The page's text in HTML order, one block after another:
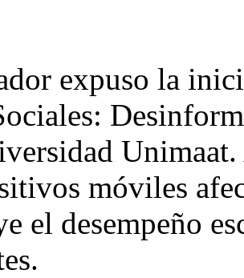
expuso la
móviles
el desempeño